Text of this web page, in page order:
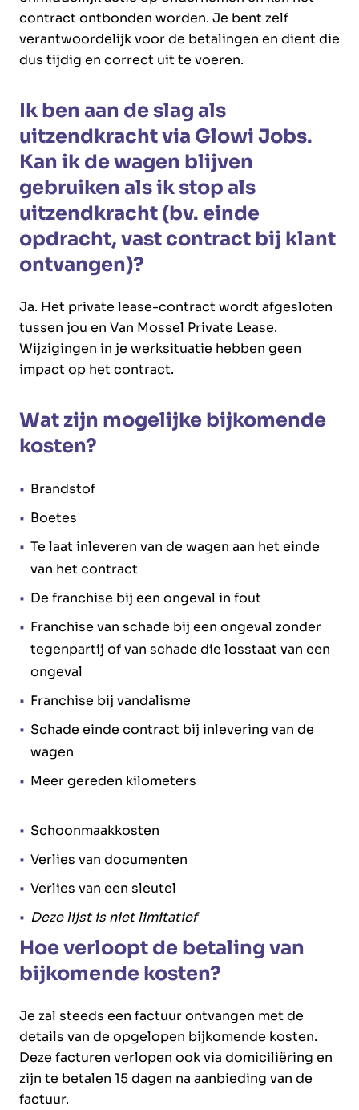
contract ontbonden worden. Je bent zelf
verantwoordelijk voor de betalingen en dient die
dus tijdig en correct uit te voeren.
Ik ben aan de slag als
uitzendkracht via Glowi Jobs.
Kan ik de wagen blijven
gebruiken als ik stop als
uitzendkracht (bv. einde
opdracht, vast contract bij klant
ontvangen)?
Ja. Het private lease-contract wordt afgesloten
tussen jou en Van Mossel Private Lease.
Wijzigingen in je werksituatie hebben geen
impact op het contract.
Wat zijn mogelijke bijkomende
kosten?
Brandstof
Boetes
Te laat inleveren van de wagen aan het einde
van het contract
De franchise bij een ongeval in fout
Franchise van schade bij een ongeval zonder
tegenpartij of van schade die losstaat van een
ongeval
Franchise bij vandalisme
Schade einde contract bij inlevering van de
wagen
Meer gereden kilometers
Schoonmaakkosten
Verlies van documenten
Verlies van een sleutel
Deze lijst is niet limitatief
Hoe verloopt de betaling van
bijkomende kosten?
Je zal steeds een factuur ontvangen met de
details van de opgelopen bijkomende kosten.
Deze facturen verlopen ook via domiciliëring en
zijn te betalen 15 dagen na aanbieding van de
factuur.